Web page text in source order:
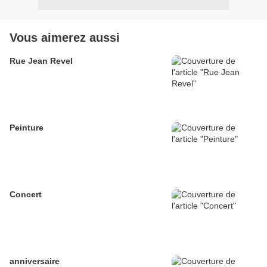
Vous aimerez aussi
Rue Jean Revel
Peinture
Concert
anniversaire